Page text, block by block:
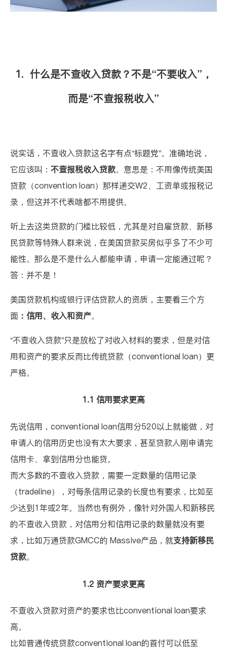
1. 什么是不查收入贷款？不是“不要收入”，
而是“不查报税收入”
说实话，不查收入贷款这名字有点“标题党”。准确地说，
它应该叫： 不查报税收入贷款。意思是：不用像传统美国
贷款（convention loan）那样递交W2、工资单或报税记
录，但这并不代表啥都不用提供。
听上去这类贷款的门槛比较低，尤其是对自雇贷款、新移
民贷款等特殊人群来说，在美国贷款买房似乎多了不少可
能性。那么是不是什么人都能申请，申请一定能通过呢？
答：并不是！
美国贷款机构或银行评估贷款人的资质，主要看三个方
面 ：信用、收入和资产。
“不查收入贷款”只是放松了对收入材料的要求，但是对信
用和资产的要求反而比传统贷款（conventional loan）更
严格。
1.1 信用要求更高
先说信用，conventional loan信用分520以上就能做，对
申请人的信用历史也没有太大要求，甚至贷款人刚申请完
信用卡、拿到信用分也能贷。
而大多数的不查收入贷款，需要一定数量的信用记录
（tradeline），对每条信用记录的长度也有要求，比如至
少达到1年或2年。当然也有例外，像针对外国人和新移民
的不查收入贷款，对信用分和信用记录的数量就没有要
求，比如万通贷款GMCC的 Massive产品 ，就支持新移民
贷款。
1.2 资产要求更高
不查收入贷款对资产的要求也比conventional loan要求
高。
比如普通传统贷款conventional loan的首付可以低至